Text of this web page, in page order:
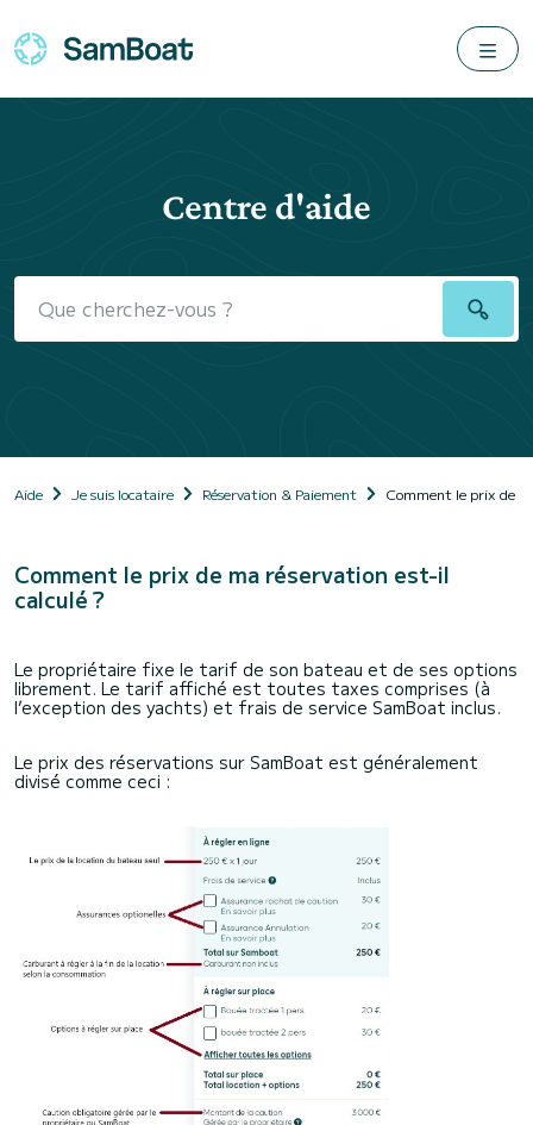
Centre d'aide
Aide Je suis locataire Réservation & Paiement Comment le prix de
Comment le prix de ma réservation est-il
calculé ?
Le propriétaire fixe le tarif de son bateau et de ses options
librement. Le tarif affiché est toutes taxes comprises (à
l’exception des yachts) et frais de service SamBoat inclus.
Le prix des réservations sur SamBoat est généralement
divisé comme ceci :